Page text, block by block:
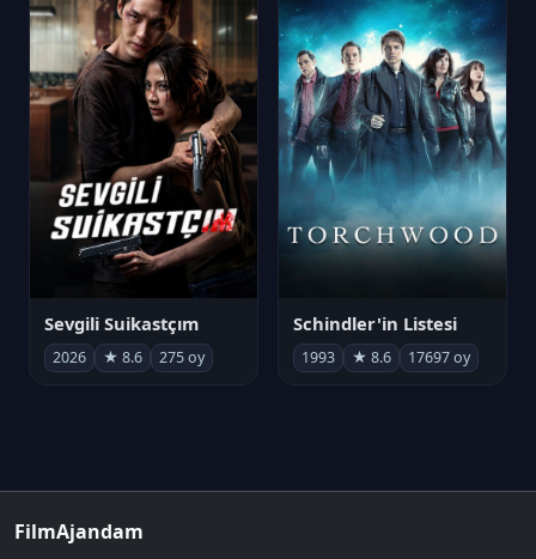
Sevgili Suikastçım
2026 ★ 8.6 275 oy
Schindler'in Listesi
1993 ★ 8.6 17697 oy
FilmAjandam